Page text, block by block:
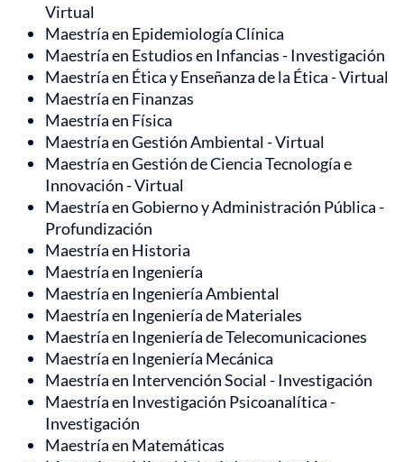
Virtual
Maestría en Epidemiología Clínica
Maestría en Estudios en Infancias - Investigación
Maestría en Ética y Enseñanza de la Ética - Virtual
Maestría en Finanzas
Maestría en Física
Maestría en Gestión Ambiental - Virtual
Maestría en Gestión de Ciencia Tecnología e
Innovación - Virtual
Maestría en Gobierno y Administración Pública -
Profundización
Maestría en Historia
Maestría en Ingeniería
Maestría en Ingeniería Ambiental
Maestría en Ingeniería de Materiales
Maestría en Ingeniería de Telecomunicaciones
Maestría en Ingeniería Mecánica
Maestría en Intervención Social - Investigación
Maestría en Investigación Psicoanalítica -
Investigación
Maestría en Matemáticas